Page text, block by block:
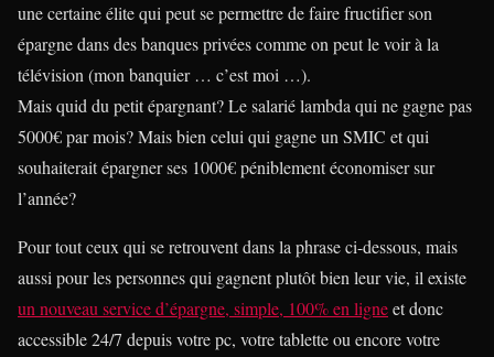
une certaine élite qui peut se permettre de faire fructifier son
épargne dans des banques privées comme on peut le voir à la
télévision (mon banquier … c’est moi …).
Mais quid du petit épargnant? Le salarié lambda qui ne gagne pas
5000€ par mois? Mais bien celui qui gagne un SMIC et qui
souhaiterait épargner ses 1000€ péniblement économiser sur
l’année?
Pour tout ceux qui se retrouvent dans la phrase ci-dessous, mais
aussi pour les personnes qui gagnent plutôt bien leur vie, il existe
un nouveau service d’épargne, simple, 100% en ligneet donc
accessible 24/7 depuis votre pc, votre tablette ou encore votre